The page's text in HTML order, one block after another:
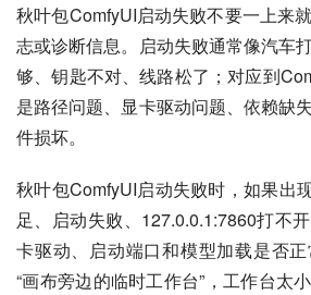
秋叶包ComfyUI启动失败不要一上来
志或诊断信息。启动失败通常像汽车
够、钥匙不对、线路松了；对应到
是路径问题、显卡驱动问题、依赖缺
件损坏。
秋叶包ComfyUI启动失败时，如果出
足、启动失败、127.0.0.1:7860打不
卡驱动、启动端口和模型加载是否
“画布旁边的临时工作台”，工作台太